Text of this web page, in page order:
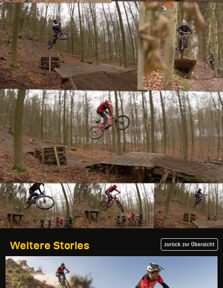
Weitere Stories zurück zur Übersicht